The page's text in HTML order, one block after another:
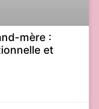
mère :
et